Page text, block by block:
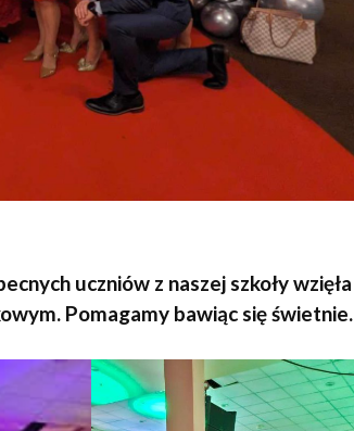
uczniów z naszej szkoły wzięła
Pomagamy bawiąc się świetnie.